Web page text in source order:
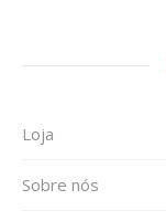
Loja
Sobre nós